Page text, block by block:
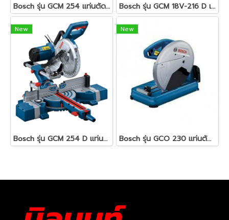
Bosch รุ่น GCM 254 แท่นตัดองศา 1750 วัตต์ 5000 รอบ/นาที มีเลเซอร์นำตัด พร้อมใบตัดไม้ Expert 40 T ( 0601B520K0 ) Bosch รุ่น GCM 18V-216 D เครื่องเลื่อยองศา 18V ขนาด 8" BITURBO Brushles ตัดลึกได้ 66 ม.ม. เลเซอร์นำตัด 2 เส้น (0601B51080)
New
Bosch รุ่น GCM 254 D แท่นตัดองศา แบบสไลด์ 1800 วัตต์ 4800 รอบ/นาที มีเลเซอร์นำตัด พร้อมใบตัดไม้ Expert 40 T ( 0601B530K0 )
New
Bosch รุ่น GCO 230 แท่นตัดไฟเบอร์ 14" (0601B560K0)